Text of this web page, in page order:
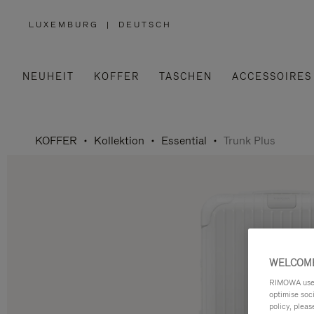
LUXEMBURG
,
AUS
| DEUTSCH
NEUHEIT KOFFER TASCHEN ACCESSOIRES
KOFFER Kollektion Essential Trunk Plus
RIMOWA
optimise
policy,